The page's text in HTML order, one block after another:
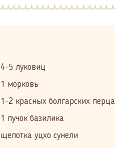
4-5 луковиц
1 морковь
1-2 красных болгарских перца
1 пучок базилика
щепотка уцхо сунели